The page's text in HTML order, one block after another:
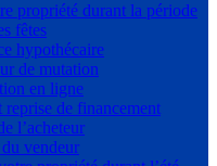
propriété durant la période
fêtes
hypothécaire
de mutation
en ligne
de financement
l’acheteur
vendeur